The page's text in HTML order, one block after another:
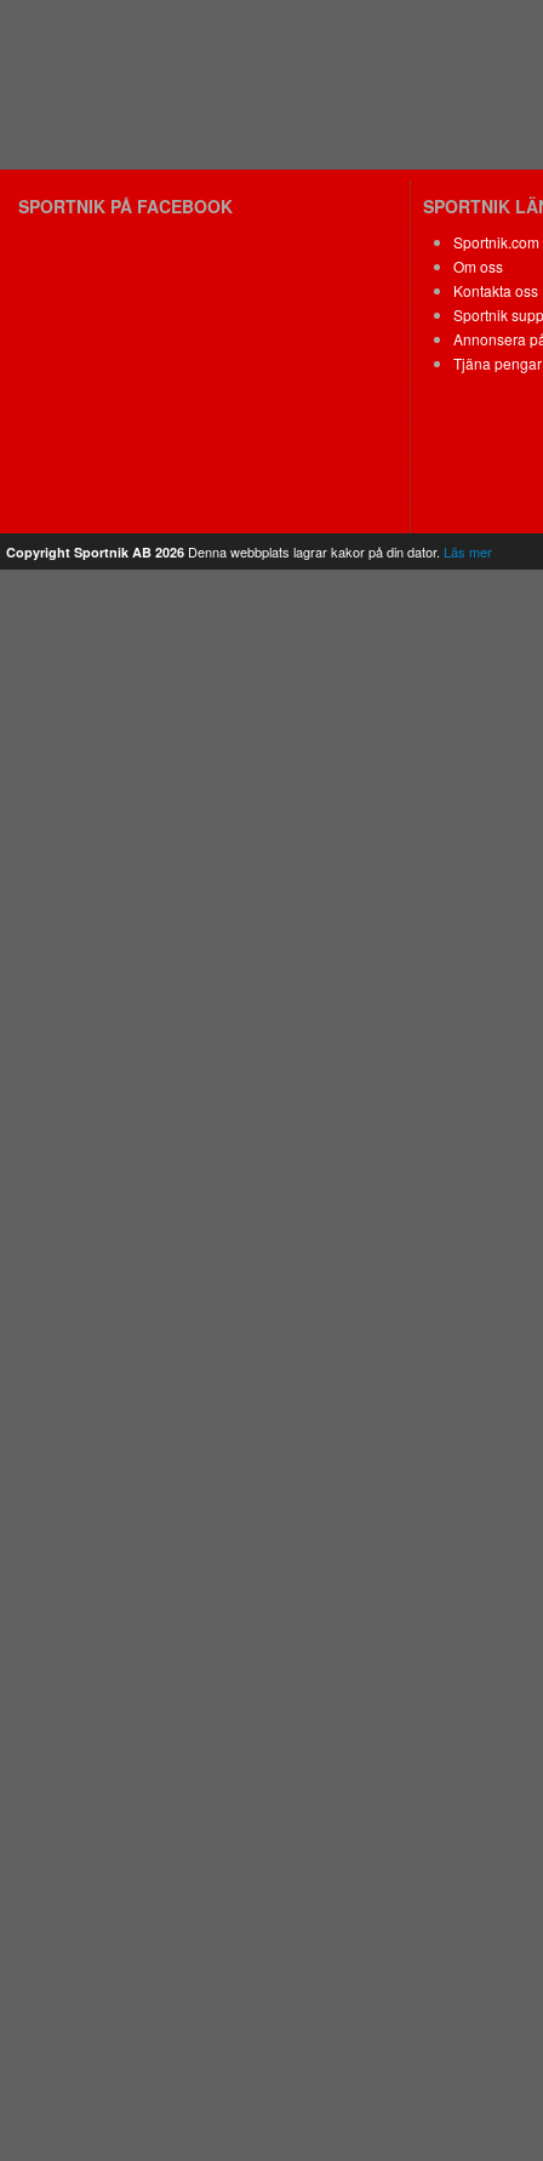
SPORTNIK PÅ FACEBOOK SPORTNIK
Sportnik.com
Om oss
Kontakta oss
Sportnik
Annonsera
Tjäna pengar
Copyright Sportnik AB 2026 Denna webbplats lagrar kakor på din dator. Läs mer